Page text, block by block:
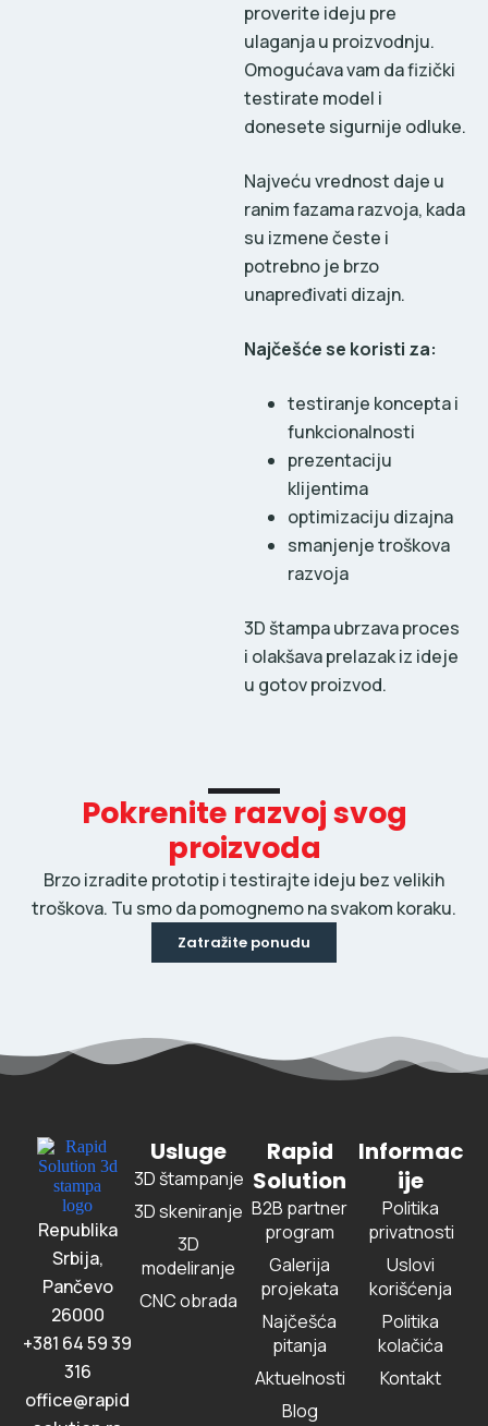
proverite ideju pre
ulaganja u proizvodnju.
Omogućava vam da fizički
testirate model i
donesete sigurnije odluke.
Najveću vrednost daje u
ranim fazama razvoja, kada
su izmene česte i
potrebno je brzo
unapređivati dizajn.
Najčešće se koristi za:
testiranje koncepta i
funkcionalnosti
prezentaciju
klijentima
optimizaciju dizajna
smanjenje troškova
razvoja
3D štampa ubrzava proces
i olakšava prelazak iz ideje
u gotov proizvod.
Pokrenite razvoj svog
proizvoda
Brzo izradite prototip i testirajte ideju bez velikih
troškova. Tu smo da pomognemo na svakom koraku.
Zatražite ponudu
Republika
Srbija,
Pančevo
26000
+381 64 59 39
316
office@rapid
Usluge
3D štampanje
3D skeniranje
3D
modeliranje
CNC obrada
Rapid
Solution
B2B partner
program
Galerija
projekata
Najčešća
pitanja
Aktuelnosti
Blog
Informac
ije
Politika
privatnosti
Uslovi
korišćenja
Politika
kolačića
Kontakt